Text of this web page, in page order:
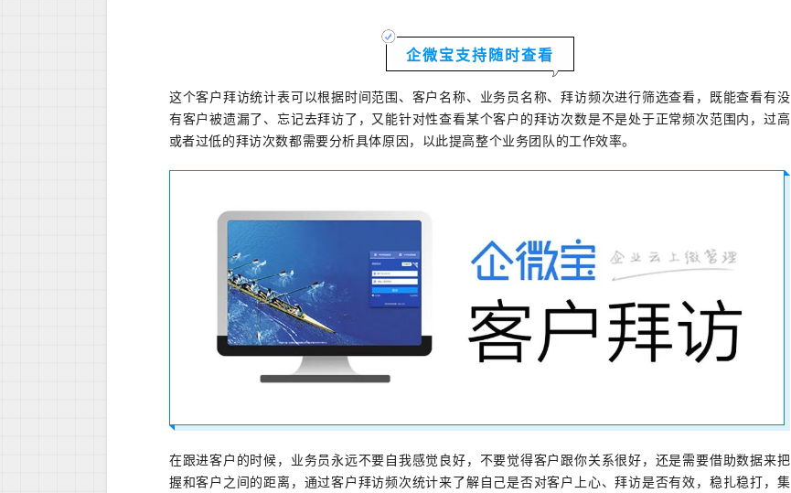
企微宝支持随时查看
这个客户拜访统计表可以根据时间范围、客户名称、业务员名称、拜访频次进行筛选查看，既能查看有没
有客户被遗漏了、忘记去拜访了，又能针对性查看某个客户的拜访次数是不是处于正常频次范围内，过高
或者过低的拜访次数都需要分析具体原因，以此提高整个业务团队的工作效率。
在跟进客户的时候，业务员永远不要自我感觉良好，不要觉得客户跟你关系很好，还是需要借助数据来把
握和客户之间的距离，通过客户拜访频次统计来了解自己是否对客户上心、拜访是否有效，稳扎稳打，集